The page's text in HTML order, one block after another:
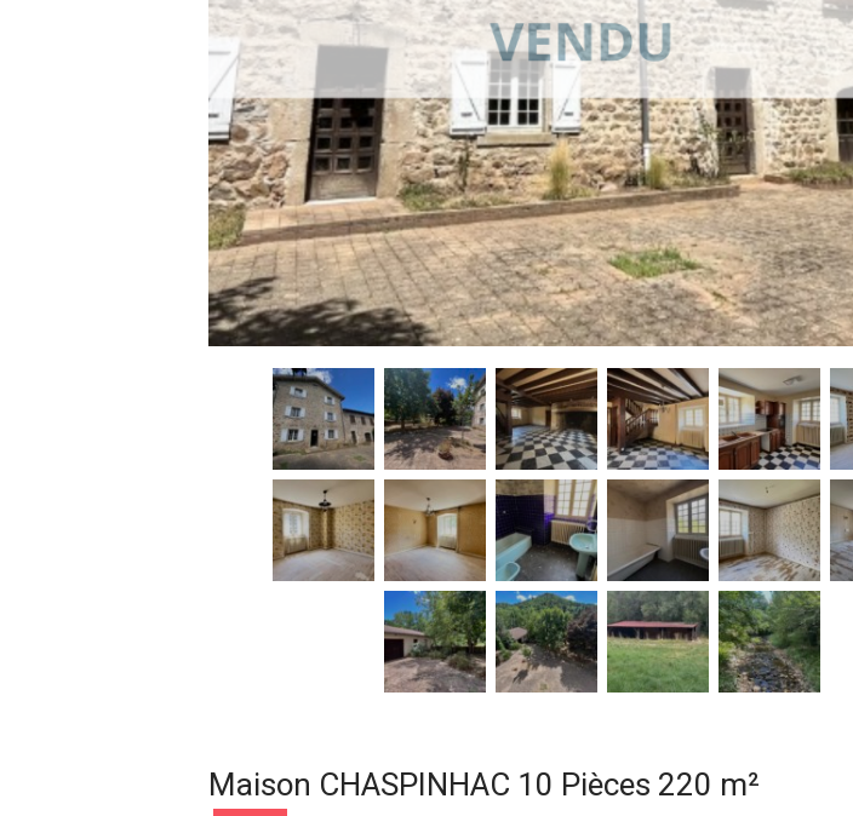
Maison CHASPINHAC 10 Pièces 220 m²